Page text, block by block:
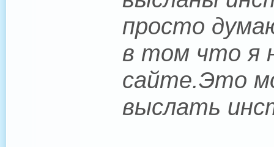
просто
в том что я
сайте.Это
выслать